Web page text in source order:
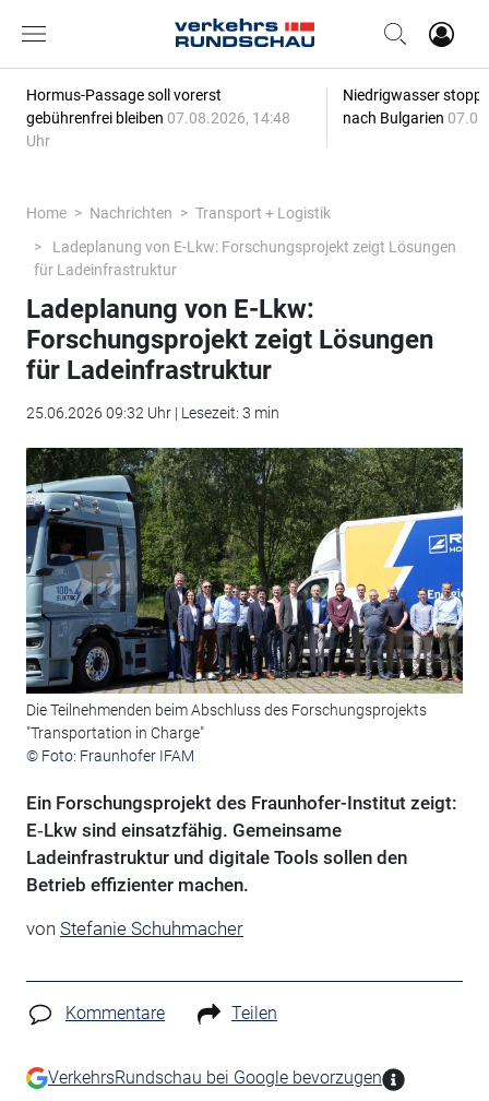
Hormus-Passage soll vorerst
gebührenfrei bleiben 07.08.2026, 14:48
Uhr
Niedrigwasser
nach Bulgarien
Home Nachrichten
Transport + Logistik
Ladeplanung von E-Lkw: Forschungsprojekt zeigt Lösungen
für Ladeinfrastruktur
Ladeplanung von E-Lkw:
Forschungsprojekt zeigt Lösungen
für Ladeinfrastruktur
25.06.2026 09:32 Uhr | Lesezeit: 3 min
Die Teilnehmenden beim Abschluss des Forschungsprojekts
"Transportation in Charge"
© Foto: Fraunhofer IFAM
Ein Forschungsprojekt des Fraunhofer-Institut zeigt:
E‑Lkw sind einsatzfähig. Gemeinsame
Ladeinfrastruktur und digitale Tools sollen den
Betrieb effizienter machen.
von Stefanie Schuhmacher
Kommentare Teilen
VerkehrsRundschau bei Google bevorzugen